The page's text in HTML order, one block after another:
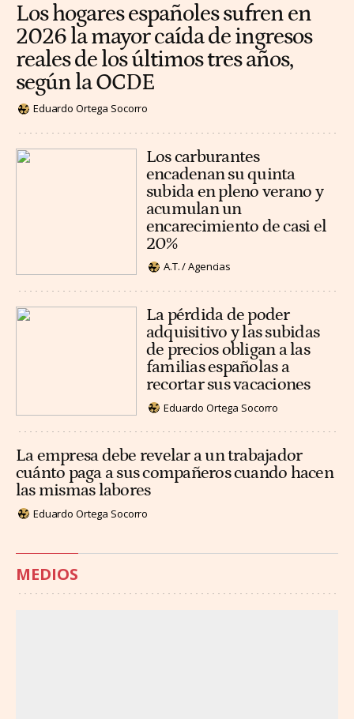
Los hogares españoles sufren en
2026 la mayor caída de ingresos
reales de los últimos tres años,
según la OCDE
Eduardo Ortega Socorro
Los carburantes
encadenan su quinta
subida en pleno verano y
acumulan un
encarecimiento de casi el
20%
A.T. / Agencias
La pérdida de poder
adquisitivo y las subidas
de precios obligan a las
familias españolas a
recortar sus vacaciones
Eduardo Ortega Socorro
La empresa debe revelar a un trabajador
cuánto paga a sus compañeros cuando hacen
las mismas labores
Eduardo Ortega Socorro
MEDIOS